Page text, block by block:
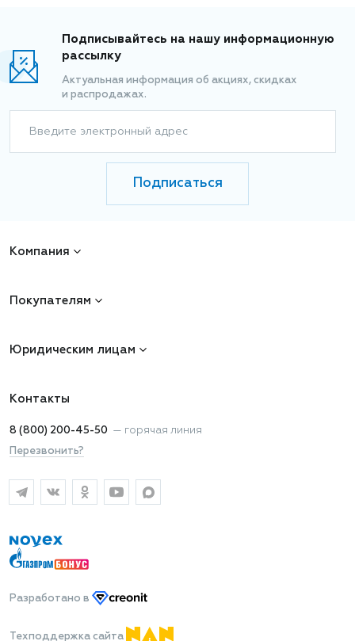
Подписывайтесь на нашу информационную
рассылку
Актуальная информация об акциях, скидках
и распродажах.
Введите электронный адрес
Подписаться
Компания
Покупателям
Юридическим лицам
Контакты
8 (800) 200-45-50 — горячая линия
Перезвонить?
Разработано в
Техподдержка сайта